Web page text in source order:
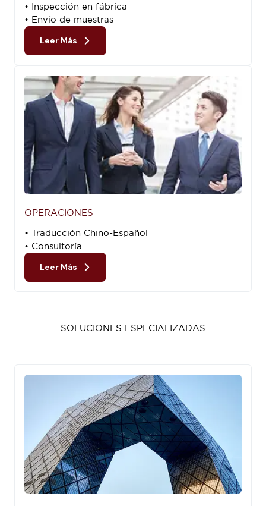
• Inspección en fábrica
• Envío de muestras
Leer Más
OPERACIONES
• Traducción Chino-Español
• Consultoría
Leer Más
SOLUCIONES ESPECIALIZADAS